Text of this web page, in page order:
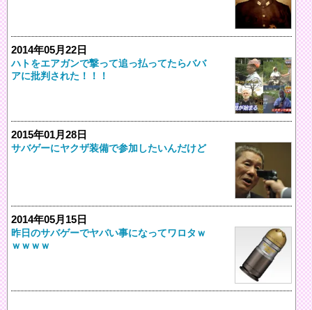
2014年05月22日
ハトをエアガンで撃って追っ払ってたらババ
アに批判された！！！
2015年01月28日
サバゲーにヤクザ装備で参加したいんだけど
2014年05月15日
昨日のサバゲーでヤバい事になってワロタｗ
ｗｗｗｗ